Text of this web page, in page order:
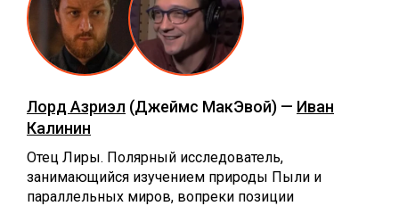
Лорд Азриэл (Джеймс МакЭвой) — Иван
Калинин
Отец Лиры. Полярный исследователь,
занимающийся изучением природы Пыли и
параллельных миров, вопреки позиции